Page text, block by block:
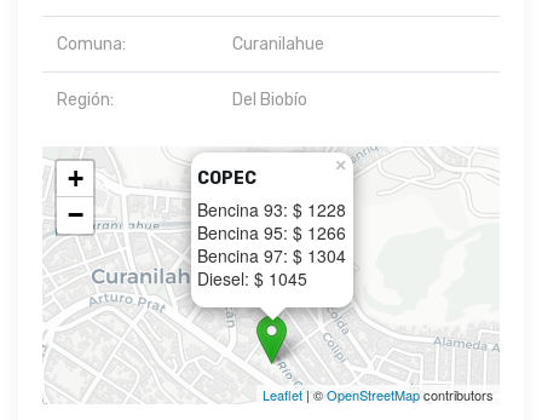
Comuna: Curanilahue
Región: Del Biobío
COPEC
Bencina 93: $ 1228
Bencina 95: $ 1266
Bencina 97: $ 1304
Diesel: $ 1045
×
+
−
Leaflet| ©OpenStreetMapcontributors